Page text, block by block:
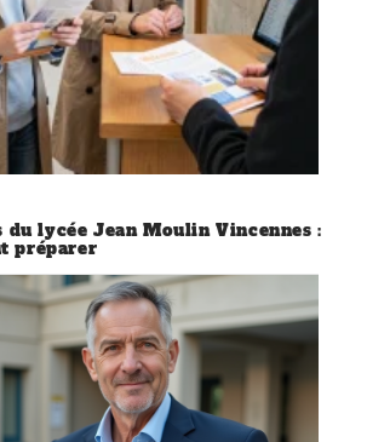
du lycée Jean Moulin Vincennes :
préparer